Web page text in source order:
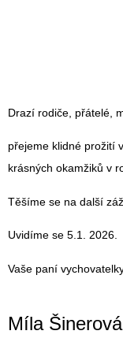
Drazí rodiče, přátelé,
přejeme klidné prožití
krásných okamžiků v
Těšíme se na další
Uvidíme se 5.1. 2026.
Vaše paní
Míla Šinerová